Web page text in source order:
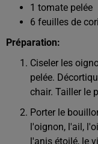
1 tomate pelée
6 feuilles de
Préparation:
Ciseler les
pelée.
chair. Tailler le
Porter le
l'oignon, l'ail,
l'anis étoilé, le